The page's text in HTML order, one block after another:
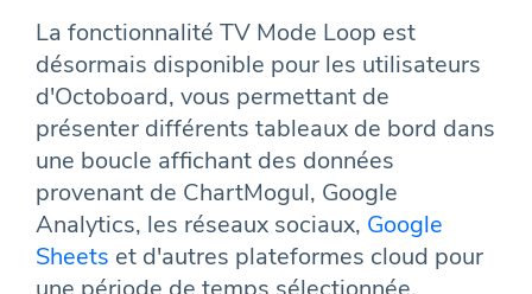
La fonctionnalité TV Mode Loop est
désormais disponible pour les utilisateurs
d'Octoboard, vous permettant de
présenter différents tableaux de bord dans
une boucle affichant des données
provenant de ChartMogul, Google
Analytics, les réseaux sociaux, Google
Sheets et d'autres plateformes cloud pour